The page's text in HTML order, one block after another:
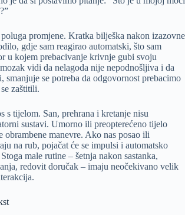
promjene. Kratka bilješka nakon izazovne
gdje sam reagirao automatski, što sam
u kojem prebacivanje krivnje gubi svoju
vidi da nelagoda nije nepodnošljiva i da
smanjuje se potreba da odgovornost prebacimo
zaštitili.
s tijelom. San, prehrana i kretanje nisu
sustavi. Umorno ili preopterećeno tijelo
obrambene manevre. Ako nas posao ili
na rub, pojačat će se impulsi i automatsko
male rutine – šetnja nakon sastanka,
redovit doručak – imaju neočekivano velik